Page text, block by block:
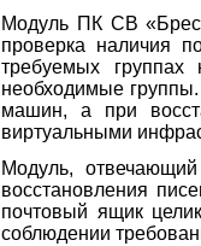
Модуль ПК СВ
проверка наличия
требуемых
необходимые
машин, а при
виртуальными
Модуль,
восстановления
почтовый ящик
соблюдении